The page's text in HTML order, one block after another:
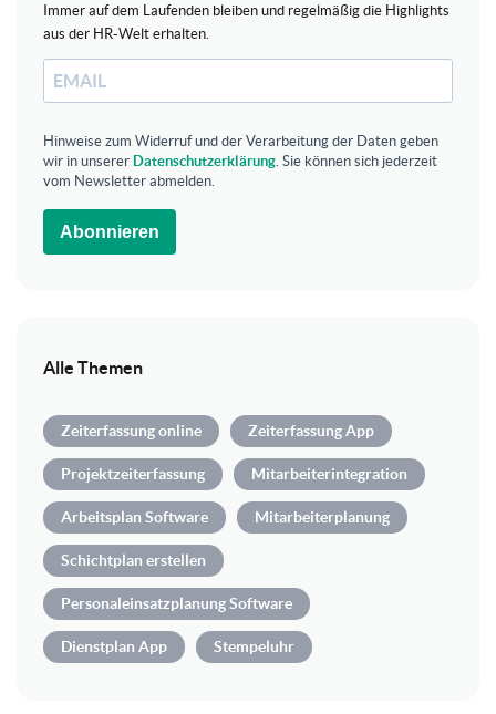
Immer auf dem Laufenden bleiben und regelmäßig die Highlights
aus der HR-Welt erhalten.
Hinweise zum Widerruf und der Verarbeitung der Daten geben
wir in unserer Datenschutzerklärung . Sie können sich jederzeit
vom Newsletter abmelden.
Abonnieren
Alle Themen
Zeiterfassung online Zeiterfassung App
Projektzeiterfassung Mitarbeiterintegration
Arbeitsplan Software Mitarbeiterplanung
Schichtplan erstellen
Personaleinsatzplanung Software
Dienstplan App Stempeluhr